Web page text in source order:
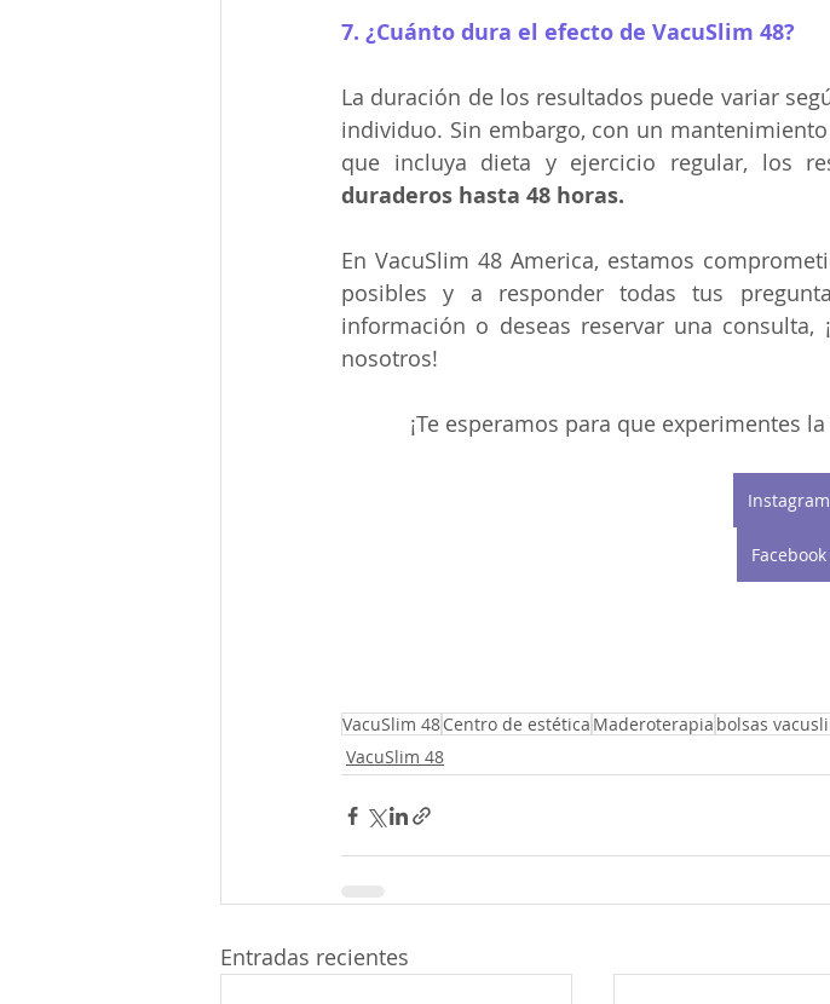
7. ¿Cuánto dura el efecto de VacuSlim 48?
La duración de los resultados puede variar
individuo. Sin embargo, con un
duraderos hasta 48 horas.
En VacuSlim 48 America, estamos
posibles y a responder todas tus
información o deseas reservar una
nosotros!
¡Te esperamos para que experimentes
Instagram
Facebook
VacuSlim 48Centro de estética Maderoterapia bolsas
VacuSlim 48
Entradas recientes